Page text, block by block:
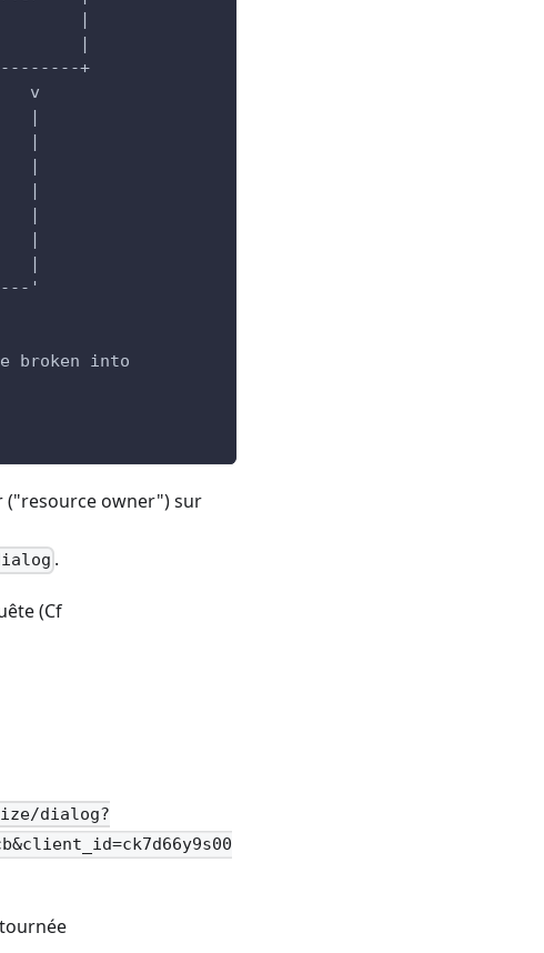
|
|
+
v
|
|
|
|
|
|
|
'
broken into
("resource owner") sur
.
(Cf
dialog?